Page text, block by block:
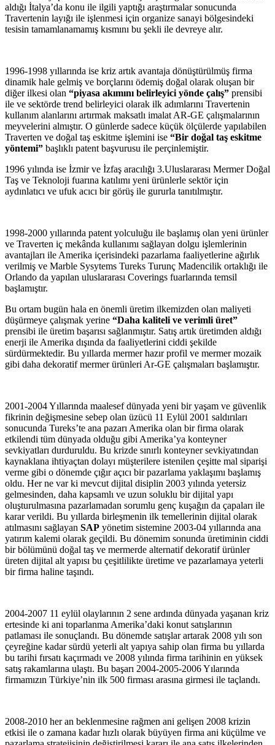
aldığı İtalya’da konu ile ilgili yaptığı araştırmalar sonucunda
Travertenin layığı ile işlenmesi için organize sanayi bölgesindeki
tesisin tamamlanamamış kısmını bu şekli ile devreye alır.
1996-1998 yıllarında ise kriz artık avantaja dönüştürülmüş firma
dinamik hale gelmiş ve borçlarını ödemiş doğal olarak oluşan bir
diğer ilkesi olan “piyasa akımını belirleyici yönde çalış” prensibi
ile ve sektörde trend belirleyici olarak ilk adımlarını Travertenin
kullanım alanlarını artırmak maksatlı imalat AR-GE çalışmalarının
meyvelerini almıştır. O günlerde sadece küçük ölçülerde yapılabilen
Traverten ve doğal taş eskitme işlemini ise “Bir doğal taş eskitme
yöntemi” başlıklı patent başvurusu ile perçinlemiştir.
1996 yılında ise İzmir ve İzfaş aracılığı 3.Uluslararası Mermer Doğal
Taş ve Teknoloji fuarına katılımı yeni ürünlerle sektör için
aydınlatıcı ve ufuk acıcı bir görüş ile gururla tanıtılmıştır.
1998-2000 yıllarında patent yolculuğu ile başlamış olan yeni ürünler
ve Traverten iç mekânda kullanımı sağlayan dolgu işlemlerinin
avantajları ile Amerika içerisindeki pazarlama faaliyetlerine ağırlık
verilmiş ve Marble Sysytems Tureks Turunç Madencilik ortaklığı ile
Orlando da yapılan uluslararası Coverings fuarlarında temsil
başlamıştır.
Bu ortam bugün hala en önemli üretim ilkemizden olan maliyeti
düşürmeye çalışmak yerine “Daha kaliteli ve verimli üret”
prensibi ile üretim başarısı sağlanmıştır. Satış artık üretimden aldığı
enerji ile Amerika dışında da faaliyetlerini ciddi şekilde
sürdürmektedir. Bu yıllarda mermer hazır profil ve mermer mozaik
gibi daha dekoratif mermer ürünleri Ar-GE çalışmaları başlamıştır.
2001-2004 Yıllarında maalesef dünyada yeni bir yaşam ve güvenlik
fikrinin değişmesine sebep olan üzücü 11 Eylül 2001 saldırıları
sonucunda Tureks’te ana pazarı Amerika olan bir firma olarak
etkilendi tüm dünyada olduğu gibi Amerika’ya konteyner
sevkiyatları durduruldu. Bu krizde sınırlı konteyner sevkiyatından
kaynaklana ihtiyaçtan dolayı müşterilere istenilen çeşitte mal siparişi
verme gibi o dönemde çığır açıcı bir pazarlama yaklaşımı başlamış
oldu. Her ne var ki mevcut dijital disiplin 2003 yılında yetersiz
gelmesinden, daha kapsamlı ve uzun soluklu bir dijital yapı
oluşturulmasına pazarlamadan sorumlu genç kuşağın da çapaları ile
karar verildi. Bu yıllarda birleşmenin ilk temellerinin dijital olarak
atılmasını sağlayan SAP yönetim sistemine 2003-04 yıllarında ana
yatırım kalemi olarak geçildi. Bu dönemim sonunda üretiminin ciddi
bir bölümünü doğal taş ve mermerde alternatif dekoratif ürünler
üreten dijital alt yapısı bu çeşitlilikte üretime ve pazarlamaya yeterli
bir firma haline taşındı.
2004-2007 11 eylül olaylarının 2 sene ardında dünyada yaşanan kriz
ertesinde ki ani toparlanma Amerika’daki konut satışlarının
patlaması ile sonuçlandı. Bu dönemde satışlar artarak 2008 yılı son
çeyreğine kadar sürdü yeterli alt yapıya sahip olan firma bu yıllarda
bu tarihi fırsatı kaçırmadı ve 2008 yılında firma tarihinin en yüksek
satış rakamlarına ulaştı. Bu başarı 2004-2005-2006 Yılarında
firmamızın Türkiye’nin ilk 500 firması arasına girmesi ile taçlandı.
2008-2010 her an beklenmesine rağmen ani gelişen 2008 krizin
etkisi ile o zamana kadar hızlı olarak büyüyen firma ani küçülme ve